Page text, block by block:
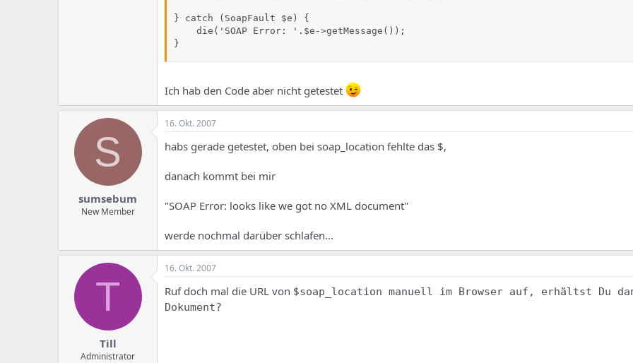
} catch (SoapFault $e) {
    die('SOAP Error: '.$e->getMessage());
}
Ich hab den Code aber nicht getestet
S
sumsebum
New Member
16. Okt. 2007
habs gerade getestet, oben bei soap_location fehlte das $,
danach kommt bei mir
"SOAP Error: looks like we got no XML document"
werde nochmal darüber schlafen...
T
Till
Administrator
16. Okt. 2007
Ruf doch mal die URL von $soap_location manuell im Browser auf, erhältst Du
Dokument?